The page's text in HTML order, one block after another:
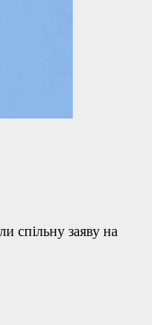
спільну заяву на